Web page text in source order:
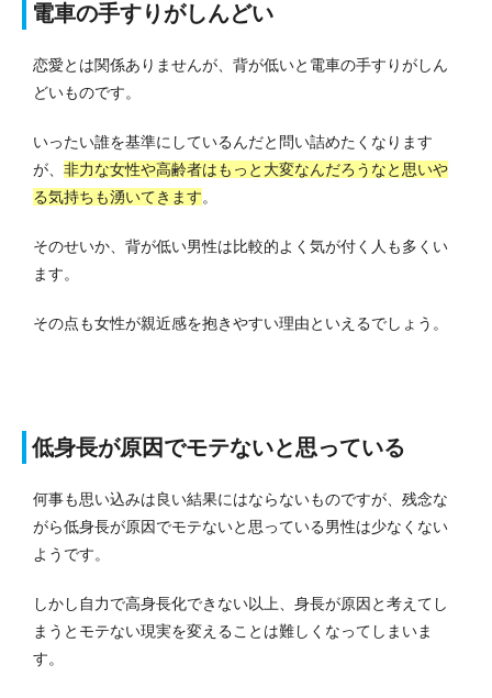
電車の手すりがしんどい
恋愛とは関係ありませんが、背が低いと電車の手すりがしん
どいものです。
いったい誰を基準にしているんだと問い詰めたくなります
が、 非力な女性や高齢者はもっと大変なんだろうなと思いや
る気持ちも湧いてきます。
そのせいか、背が低い男性は比較的よく気が付く人も多くい
ます。
その点も女性が親近感を抱きやすい理由といえるでしょう。
低身長が原因でモテないと思っている
何事も思い込みは良い結果にはならないものですが、残念な
がら低身長が原因でモテないと思っている男性は少なくない
ようです。
しかし自力で高身長化できない以上、身長が原因と考えてし
まうとモテない現実を変えることは難しくなってしまいま
す。